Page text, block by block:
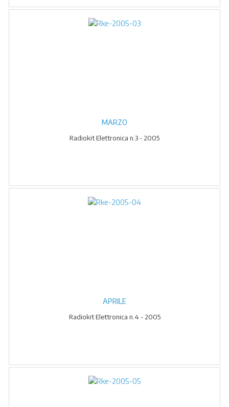
MARZO
Radiokit Elettronica n.3 - 2005
APRILE
Radiokit Elettronica n.4 - 2005